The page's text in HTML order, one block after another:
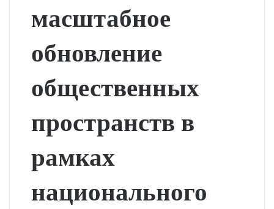
масштабное
обновление
общественных
пространств в
рамках
национального